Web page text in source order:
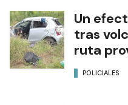
Un
tras
ruta
POLICIALES